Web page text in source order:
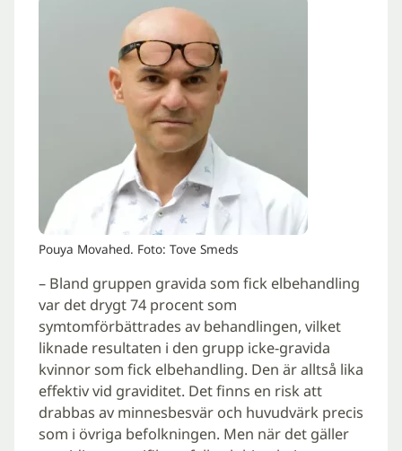
Pouya Movahed. Foto: Tove Smeds
– Bland gruppen gravida som fick elbehandling
var det drygt 74 procent som
symtomförbättrades av behandlingen, vilket
liknade resultaten i den grupp icke-gravida
kvinnor som fick elbehandling. Den är alltså lika
effektiv vid graviditet. Det finns en risk att
drabbas av minnesbesvär och huvudvärk precis
som i övriga befolkningen. Men när det gäller